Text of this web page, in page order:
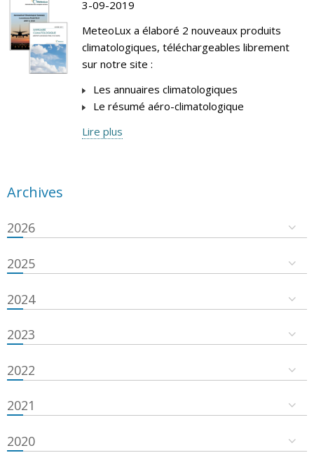
3-09-2019
MeteoLux a élaboré 2 nouveaux produits
climatologiques, téléchargeables librement
sur notre site :
Les annuaires climatologiques
Le résumé aéro-climatologique
Lire plus
Archives
2026
2025
2024
2023
2022
2021
2020